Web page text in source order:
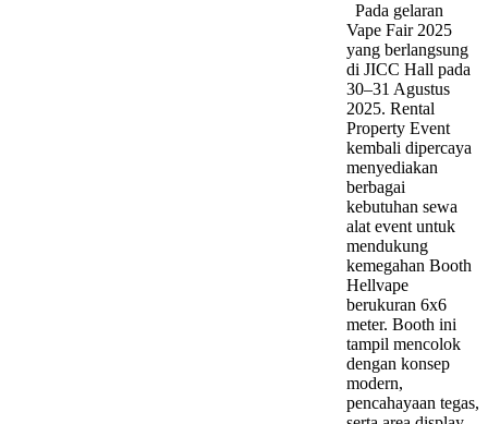
Pada gelaran
Vape Fair 2025
yang berlangsung
di JICC Hall pada
30–31 Agustus
2025. Rental
Property Event
kembali dipercaya
menyediakan
berbagai
kebutuhan sewa
alat event untuk
mendukung
kemegahan Booth
Hellvape
berukuran 6x6
meter. Booth ini
tampil mencolok
dengan konsep
modern,
pencahayaan tegas,